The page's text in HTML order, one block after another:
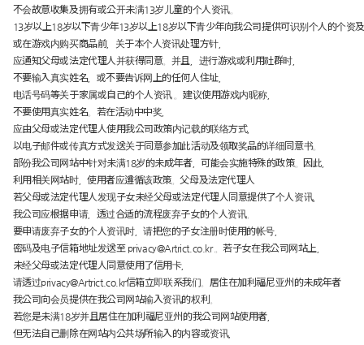
不会故意收集及拥有或公开未满13岁儿童的个人资讯。
13岁以上18岁以下青少年13岁以上18岁以下青少年向我公司提供可识别个人的个资
或在游戏内购买商品前，关于本个人资讯处理方针，
应通知父母或法定代理人并获得同意。并且，进行游戏或利用社群时，
不要输入真实姓名，或不要告诉网上的任何人住址，
电话号码等关于家属或自己的个人资讯 。建议使用游戏内昵称，
不要使用真实姓名。若在活动中中奖，
应由父母或法定代理人使用我公司政策内记载的联络方式，
以电子邮件或传真方式发送关于同意参加此活动及领取奖品的详细同意书。
部份我公司网站中针对未满18岁的未成年者，可能会实施特殊的政策。因此，
利用相关网站时，使用者应遵循该政策。父母及法定代理人
若父母或法定代理人发现子女未经父母或法定代理人同意提供了个人资讯，
我公司应根据申请，透过合适的流程废弃子女的个人资讯。
要申请废弃子女的个人资讯时，请把您的子女注册时使用的帐号，
密码及电子信箱地址发送至 privacy@Artrict.co.kr。若子女在我公司网站上，
未经父母或法定代理人同意使用了信用卡，
请透过privacy@Artrict.co.kr信箱立即联系我们。居住在加利福尼亚州的未成年者
我公司向会员提供在我公司网站输入资讯的权利。
若您是未满18岁并且居住在加利福尼亚州的我公司网站使用者，
但无法自己删除在网站内公共场所输入的内容或资讯，